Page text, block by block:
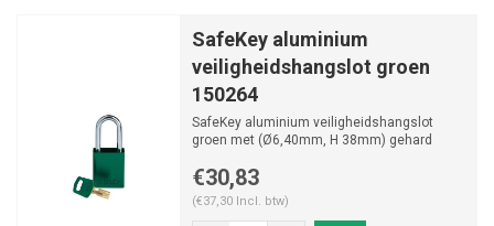
SafeKey aluminium
veiligheidshangslot groen
150264
SafeKey aluminium veiligheidshangslot
groen met (Ø6,40mm, H 38mm) gehard
€30,83
(€37,30 Incl. btw)